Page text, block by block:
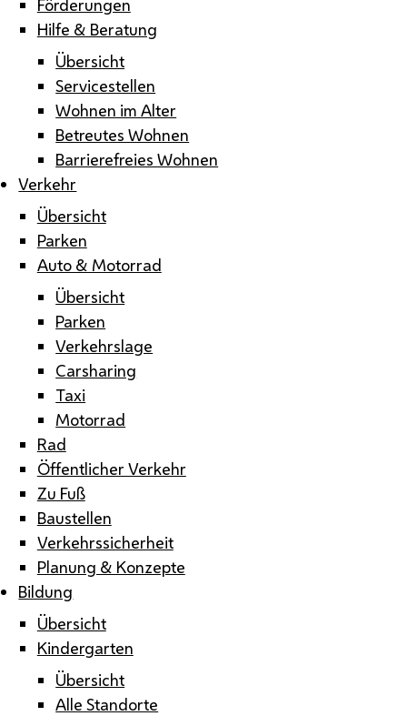
Hilfe & Beratung
Übersicht
Servicestellen
Wohnen im Alter
Betreutes Wohnen
Barrierefreies Wohnen
Verkehr
Übersicht
Parken
Auto & Motorrad
Übersicht
Parken
Verkehrslage
Carsharing
Taxi
Motorrad
Rad
Öffentlicher Verkehr
Zu Fuß
Baustellen
Verkehrssicherheit
Planung & Konzepte
Bildung
Übersicht
Kindergarten
Übersicht
Alle Standorte